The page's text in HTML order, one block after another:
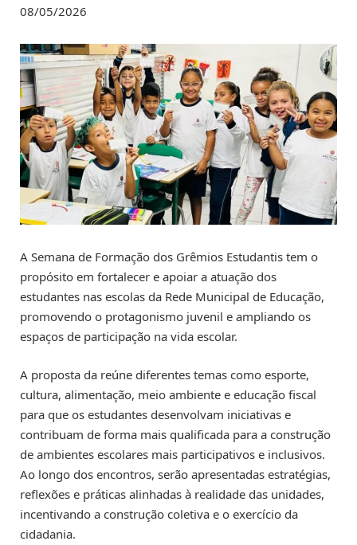
08/05/2026
A Semana de Formação dos Grêmios Estudantis tem o
propósito em fortalecer e apoiar a atuação dos
estudantes nas escolas da Rede Municipal de Educação,
promovendo o protagonismo juvenil e ampliando os
espaços de participação na vida escolar.
A proposta da reúne diferentes temas como esporte,
cultura, alimentação, meio ambiente e educação fiscal
para que os estudantes desenvolvam iniciativas e
contribuam de forma mais qualificada para a construção
de ambientes escolares mais participativos e inclusivos.
Ao longo dos encontros, serão apresentadas estratégias,
reflexões e práticas alinhadas à realidade das unidades,
incentivando a construção coletiva e o exercício da
cidadania.